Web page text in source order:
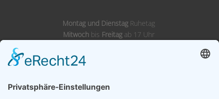
Montag und DienstagRuhetag
Mitwochbis Freitagab 17 Uhr